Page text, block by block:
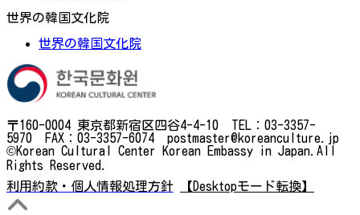
世界の韓国文化院
世界の韓国文化院
〒160-0004 東京都新宿区四谷4-4-10 TEL：03-3357-
5970 FAX：03-3357-6074 postmaster@koreanculture.jp
©Korean Cultural Center Korean Embassy in Japan.All
Rights Reserved.
利用約款・個人情報処理方針
【Desktopモード転換】